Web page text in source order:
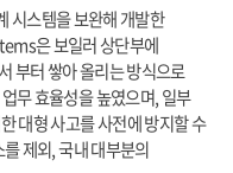
시스템을 보완해 개발한
은 보일러 상단부에
부터 쌓아 올리는 방식으로
무 효율성을 높였으며, 일부
대형 사고를 사전에 방지할 수
제외, 국내 대부분의